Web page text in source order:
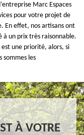
Marc Espaces
pour votre projet de
En effet, nos artisans ont
à un prix très raisonnable.
une priorité, alors, si
sommes les
À VOTRE